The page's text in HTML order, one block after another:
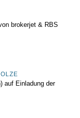
brokerjet & RBS
auf Einladung der